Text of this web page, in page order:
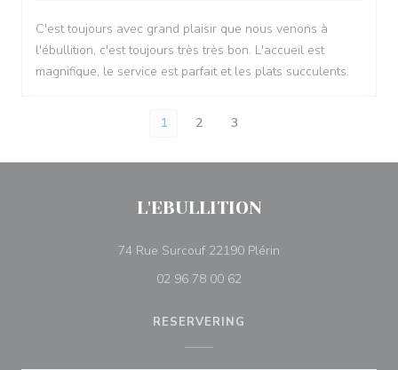
C'est toujours avec grand plaisir que nous venons à
l'ébullition, c'est toujours très très bon. L'accueil est
magnifique, le service est parfait et les plats succulents.
1 2 3
L'EBULLITION
74 Rue Surcouf 22190 Plérin
02 96 78 00 62
RESERVERING